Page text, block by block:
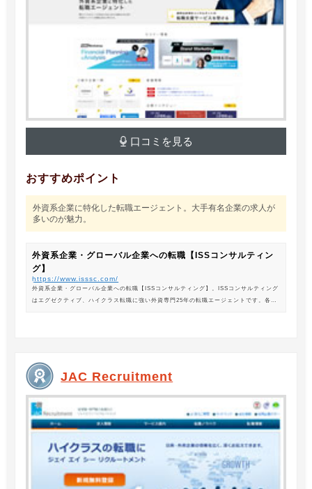
口コミを見る
おすすめポイント
外資系企業に特化した転職エージェント。大手有名企業の求人が
多いのが魅力。
外資系企業・グローバル企業への転職【ISSコンサルティン
グ】
https://www.isssc.com/
外資系企業・グローバル企業への転職【ISSコンサルティング】。ISSコンサルティング
はエグゼクティブ、ハイクラス転職に強い外資専門25年の転職エージェントです。各業
JAC Recruitment